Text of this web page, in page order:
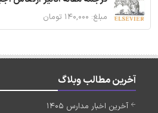
مبلغ: ۱۴۰,۰۰۰ تومان
آخرین مطالب وبلاگ
آخرین اخبار مدارس 1405